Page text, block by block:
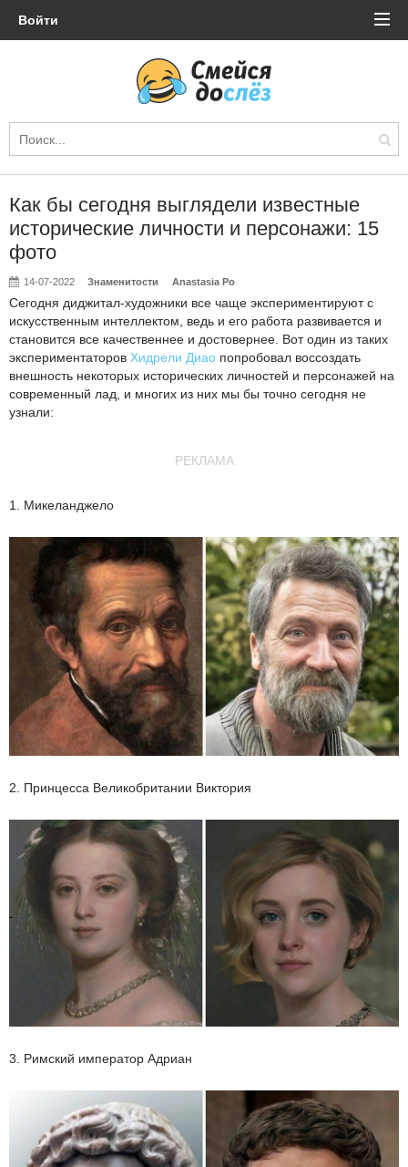
Войти
Как бы сегодня выглядели известные
исторические личности и персонажи: 15
фото
14-07-2022 Знаменитости Anastasia Po
Сегодня диджитал-художники все чаще экспериментируют с
искусственным интеллектом, ведь и его работа развивается и
становится все качественнее и достовернее. Вот один из таких
экспериментаторов Хидрели Диао попробовал воссоздать
внешность некоторых исторических личностей и персонажей на
современный лад, и многих из них мы бы точно сегодня не
узнали:
РЕКЛАМА
1. Микеланджело
2. Принцесса Великобритании Виктория
3. Римский император Адриан